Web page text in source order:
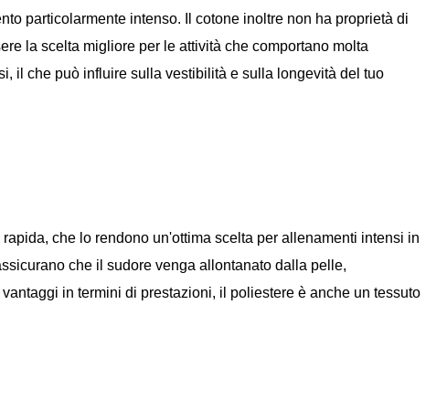
particolarmente intenso. Il cotone inoltre non ha proprietà di
la scelta migliore per le attività che comportano molta
il che può influire sulla vestibilità e sulla longevità del tuo
che lo rendono un'ottima scelta per allenamenti intensi in
che il sudore venga allontanato dalla pelle,
in termini di prestazioni, il poliestere è anche un tessuto